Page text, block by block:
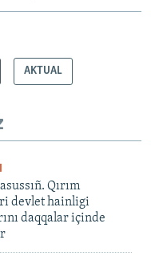
AKTUAL
Qırım
devlet hainligi
daqqalar içinde